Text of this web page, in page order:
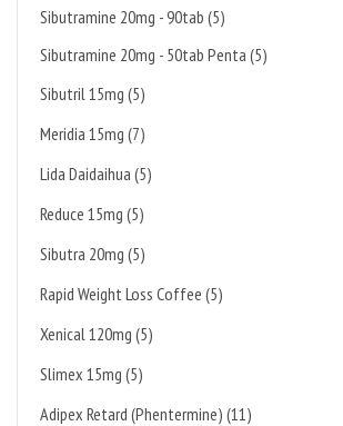
Sibutramine 20mg - 90tab (5)
Sibutramine 20mg - 50tab Penta (5)
Sibutril 15mg (5)
Meridia 15mg (7)
Lida Daidaihua (5)
Reduce 15mg (5)
Sibutra 20mg (5)
Rapid Weight Loss Coffee (5)
Xenical 120mg (5)
Slimex 15mg (5)
Adipex Retard (Phentermine) (11)